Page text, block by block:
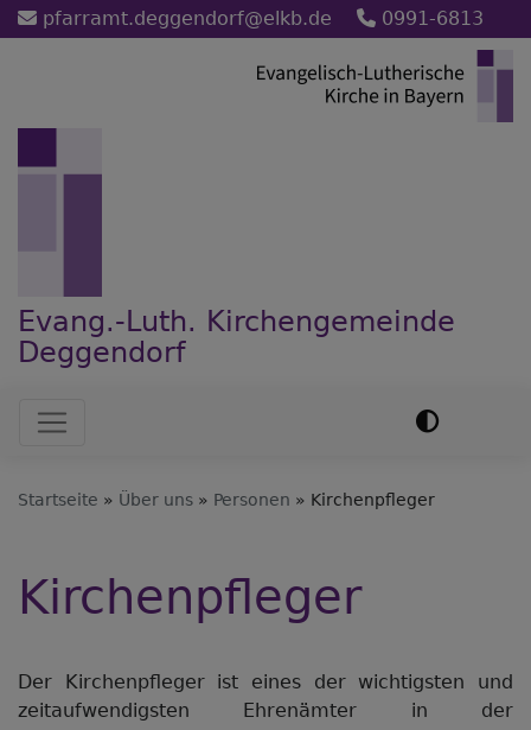
Direkt
zum
pfarramt.deggendorf@elkb.de 0991-6813
Evang.-Luth. Kirchengemeinde
Deggendorf
Hauptnavigation
Startseite Über uns Personen Kirchenpfleger
Kirchenpfleger
Der Kirchenpfleger ist eines der wichtigsten und
zeitaufwendigsten Ehrenämter in der